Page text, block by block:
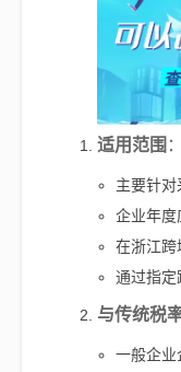
适用范围 ：
主要针
企业年度
在浙江跨
通过指定
与传统税
一般企业